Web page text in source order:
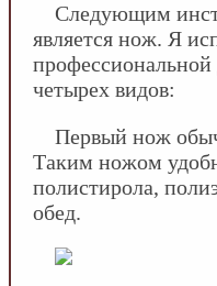
Следующим
является нож. Я
четырех видов:
Первый нож
Таким ножом
полистирола,
обед.